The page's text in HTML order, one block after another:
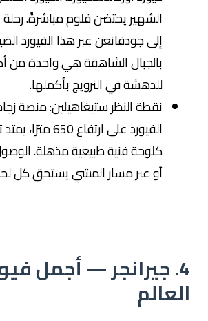
الشهير يحتضن فلوم مباشرةً.
إلى جودفانغن عبر هذا الفيورد
بالجبال الشاهقة هي واحدة من
للدهشة في النرويج بأكملها.
نقطة النظر ستيغاهيلين: منصة
الفيورد على
كلوحة فنية طبيعية مذهلة.
أو عبر مسار المشي يستحق كل
4. جيرانجر — أجمل
العالم